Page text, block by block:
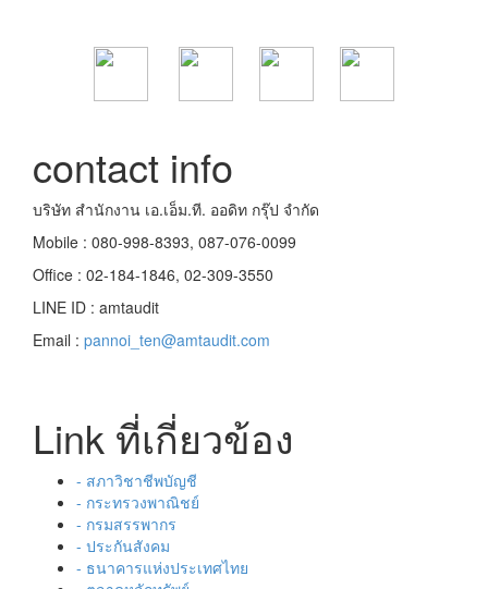
contact info
บริษัท สำนักงาน เอ.เอ็ม.ที. ออดิท กรุ๊ป จำกัด
Mobile : 080-998-8393, 087-076-0099
Office : 02-184-1846, 02-309-3550
LINE ID : amtaudit
Email : pannoi_ten@amtaudit.com
Link ที่เกี่ยวข้อง
- สภาวิชาชีพบัญชี
- กระทรวงพาณิชย์
- กรมสรรพากร
- ประกันสังคม
- ธนาคารแห่งประเทศไทย